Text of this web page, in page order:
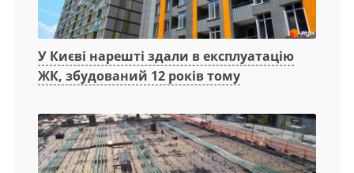
У Києві нарешті здали в експлуатацію
ЖК, збудований 12 років тому